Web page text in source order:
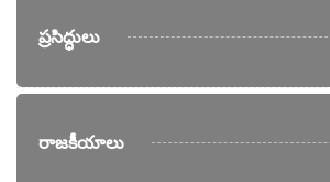
ప్రసిద్ధులు
రాజకీయాలు